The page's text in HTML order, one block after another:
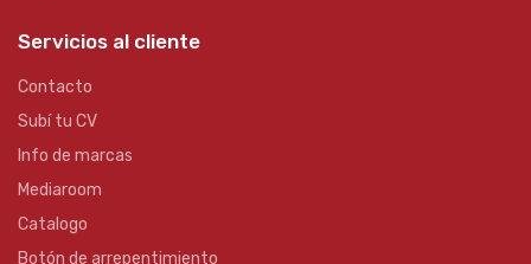
Servicios al cliente
Contacto
Subí tu CV
Info de marcas
Mediaroom
Catalogo
Botón de arrepentimiento